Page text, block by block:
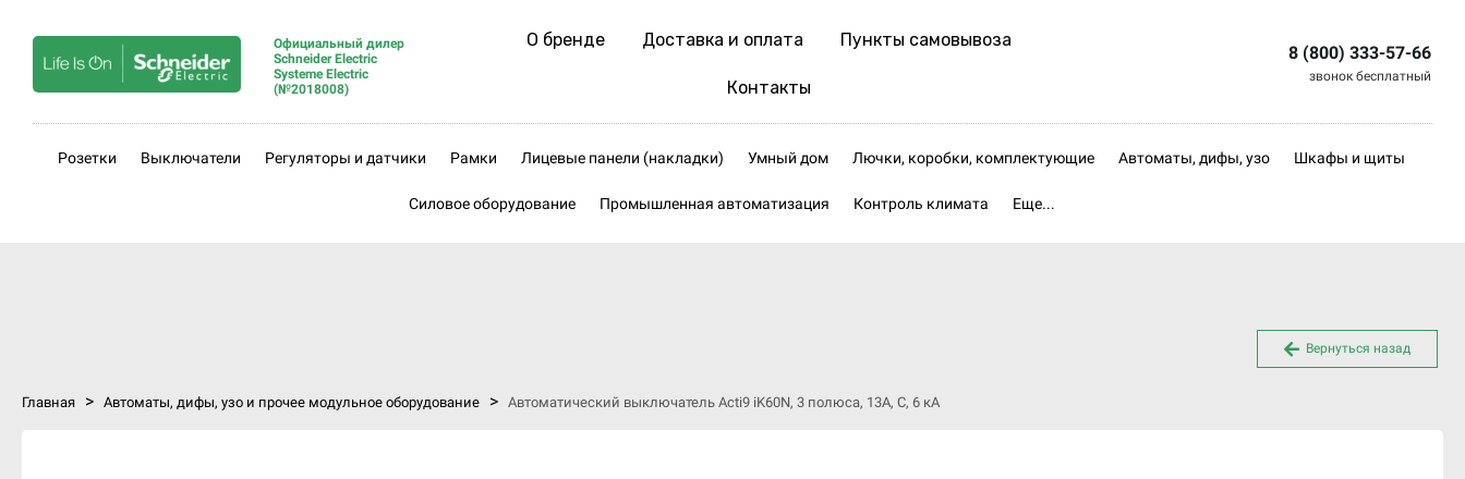
Официальный дилер
Schneider Electric
Systeme Electric
(№2018008)
О бренде Доставка и оплата Пункты самовывоза
Контакты
8 (800) 333-57-66
звонок бесплатный
Розетки Выключатели Регуляторы и датчики Рамки Лицевые панели (накладки) Умный дом Лючки, коробки, комплектующие Автоматы, дифы, узо Шкафы и щиты
Силовое оборудование Промышленная автоматизация Контроль климата Еще...
Вернуться назад
Главная > Автоматы, дифы, узо и прочее модульное оборудование > Автоматический выключатель Acti9 iK60N, 3 полюса, 13А, C, 6 кА